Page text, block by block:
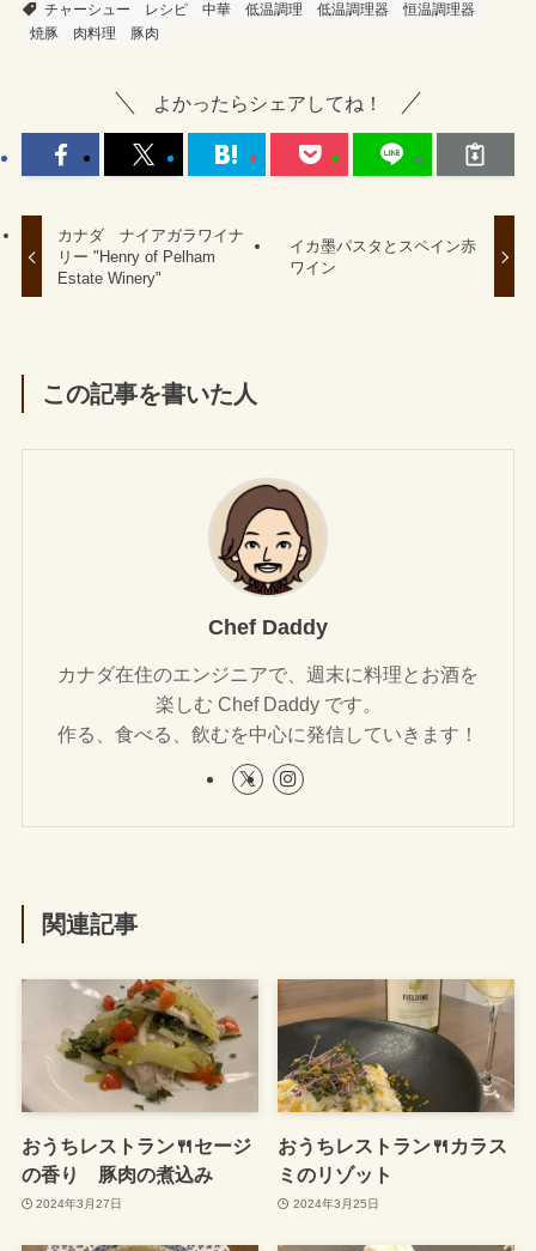
チャーシュー レシピ 中華 低温調理 低温調理器
恒温調理器
焼豚
肉料理 豚肉
よかったらシェアしてね！
カナダ ナイアガラワイナ
リー "Henry of Pelham
Estate Winery"
イカ墨パスタとスペイン赤
ワイン
この記事を書いた人
Chef Daddy
カナダ在住のエンジニアで、週末に料理とお酒を
楽しむ Chef Daddy です。
作る、食べる、飲むを中心に発信していきます！
関連記事
おうちレストラン🍴セージ
の香り 豚肉の煮込み
2024年3月27日
おうちレストラン🍴カラス
ミのリゾット
2024年3月25日